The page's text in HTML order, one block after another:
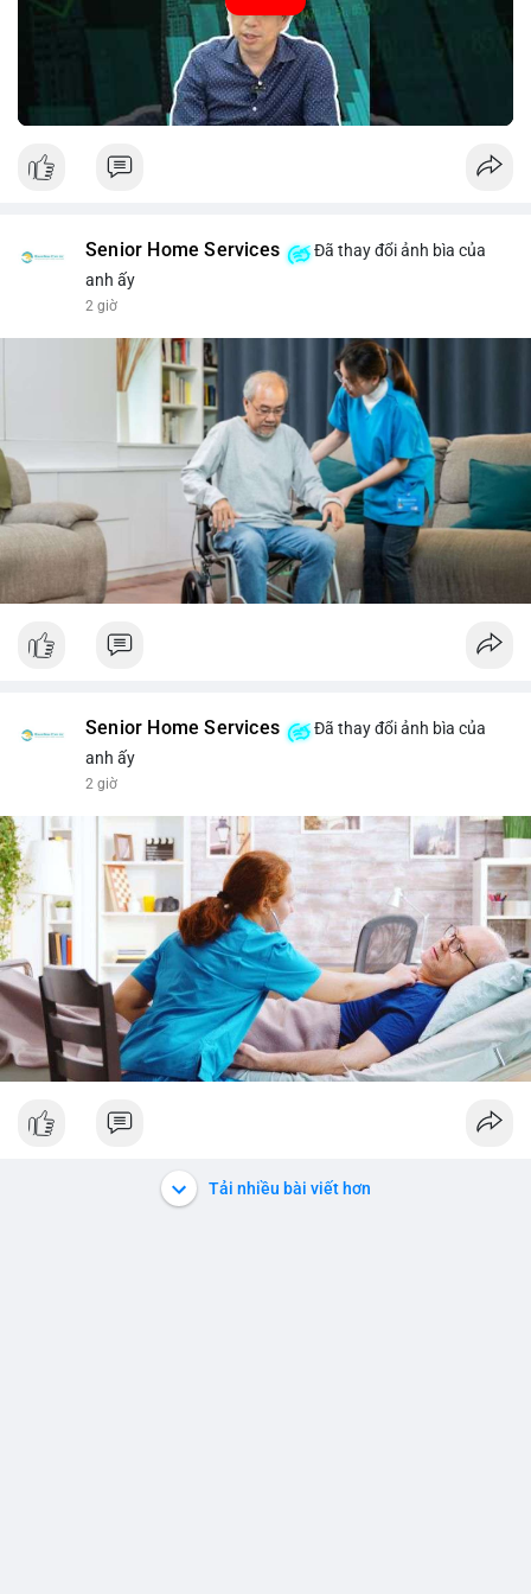
#whalemove #vilanh #btcmempool
Senior Home Services
Đã thay đổi ảnh bìa của
anh ấy
2 giờ
Senior Home Services
Đã thay đổi ảnh bìa của
anh ấy
2 giờ
Tải nhiều bài viết hơn